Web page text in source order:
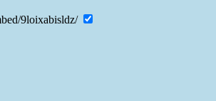
9loixabisldz/